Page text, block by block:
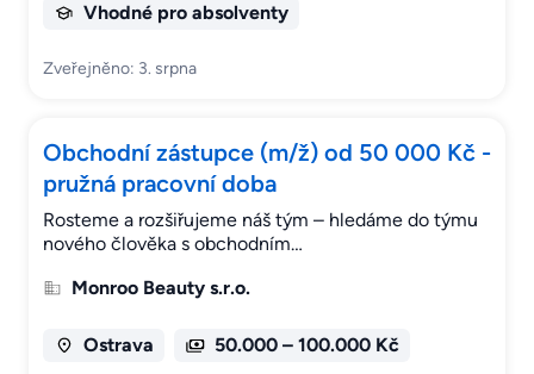
Vhodné pro absolventy
Zveřejněno: 3. srpna
Obchodní zástupce (m/ž) od 50 000 Kč -
pružná pracovní doba
Rosteme a rozšiřujeme náš tým – hledáme do týmu
nového člověka s obchodním…
Monroo Beauty s.r.o.
Ostrava 50.000 – 100.000 Kč